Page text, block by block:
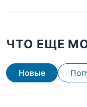
ЧТО ЕЩЕ
Новые